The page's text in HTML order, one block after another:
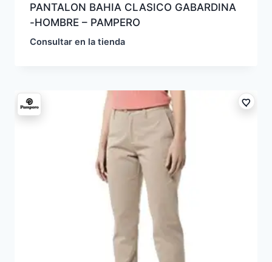
PANTALON BAHIA CLASICO GABARDINA
-HOMBRE – PAMPERO
Consultar en la tienda